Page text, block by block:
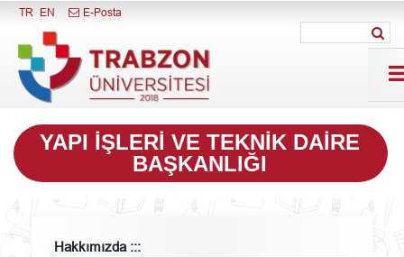
Menüyü Kapat
TR EN E-Posta
YAPI İŞLERI VE TEKNIK DAIRE
BAŞKANLIĞI
Hakkımızda :::